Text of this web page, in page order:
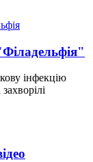
інфекцію